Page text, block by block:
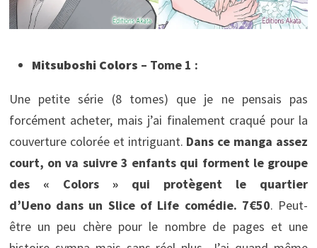
Mitsuboshi Colors – Tome 1 :
Une petite série (8 tomes) que je ne pensais pas
forcément acheter, mais j’ai finalement craqué pour la
couverture colorée et intriguant. Dans ce manga assez
court, on va suivre 3 enfants qui forment le groupe
des « Colors » qui protègent le quartier
d’Ueno dans un Slice of Life comédie. 7€50. Peut-
être un peu chère pour le nombre de pages et une